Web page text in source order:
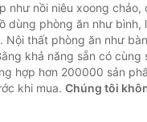
như nồi niêu xoong chảo,
dùng phòng ăn như bình,
Nội thất phòng ăn như
khả năng sẵn có cùng
hợp hơn 200000 sản
khi mua. Chúng tôi